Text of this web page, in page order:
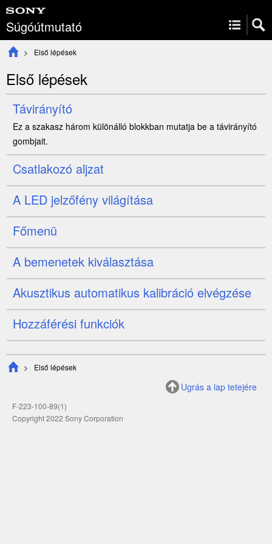
Súgóútmutató
Első lépések
Első lépések
Távirányító
Ez a szakasz három különálló blokkban mutatja be a távirányító
gombjait.
Csatlakozó aljzat
A LED jelzőfény világítása
Főmenü
A bemenetek kiválasztása
Akusztikus automatikus kalibráció elvégzése
Hozzáférési funkciók
Első lépések
Ugrás a lap tetejére
F-223-100-89(1)
Copyright 2022 Sony Corporation